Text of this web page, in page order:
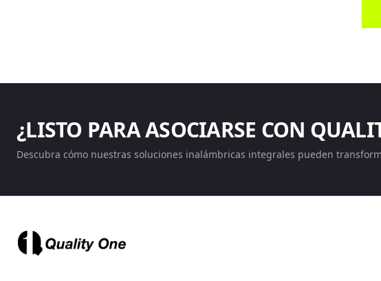
¿LISTO PARA ASOCIARSE CON
Descubra cómo nuestras soluciones inalámbricas integrales pueden